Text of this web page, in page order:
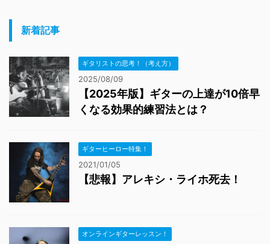
新着記事
ギタリストの思考！（考え方）
2025/08/09
【2025年版】ギターの上達が10倍早
くなる効果的練習法とは？
ギターヒーロー特集！
2021/01/05
【悲報】アレキシ・ライホ死去！
オンラインギターレッスン！